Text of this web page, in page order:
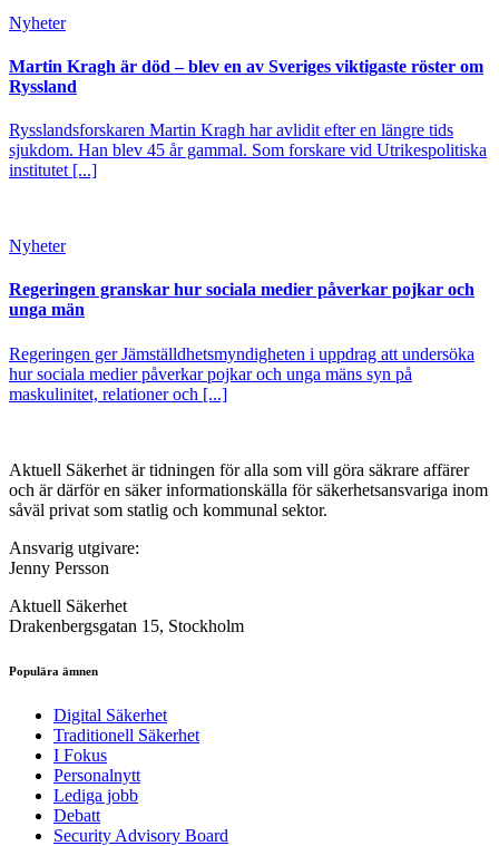
Nyheter
Martin Kragh är död – blev en av Sveriges viktigaste röster om
Ryssland
Rysslandsforskaren Martin Kragh har avlidit efter en längre tids
sjukdom. Han blev 45 år gammal. Som forskare vid Utrikespolitiska
institutet [...]
Nyheter
Regeringen granskar hur sociala medier påverkar pojkar och
unga män
Regeringen ger Jämställdhetsmyndigheten i uppdrag att undersöka
hur sociala medier påverkar pojkar och unga mäns syn på
maskulinitet, relationer och [...]
Aktuell Säkerhet är tidningen för alla som vill göra säkrare affärer
och är därför en säker informationskälla för säkerhets­ansvariga inom
såväl privat som statlig och kommunal sektor.
Ansvarig utgivare:
Jenny Persson
Aktuell Säkerhet
Drakenbergsgatan 15, Stockholm
Populära ämnen
Digital Säkerhet
Traditionell Säkerhet
I Fokus
Personalnytt
Lediga jobb
Debatt
Security Advisory Board